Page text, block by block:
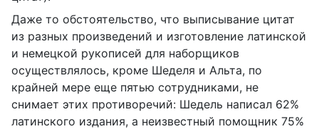
Даже то обстоятельство, что выписывание цитат
из разных произведений и изготовление латинской
и немецкой рукописей для наборщиков
осуществлялось, кроме Шеделя и Альта, по
крайней мере еще пятью сотрудниками, не
снимает этих противоречий: Шедель написал 62%
латинского издания, а неизвестный помощник 75%